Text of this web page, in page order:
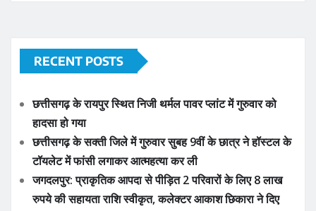
RECENT POSTS
छत्तीसगढ़ के रायपुर स्थित निजी थर्मल पावर प्लांट में गुरुवार को
हादसा हो गया
छत्तीसगढ़ के सक्ती जिले में गुरुवार सुबह 9वीं के छात्र ने हॉस्टल के
टॉयलेट में फांसी लगाकर आत्महत्या कर ली
जगदलपुर: प्राकृतिक आपदा से पीड़ित 2 परिवारों के लिए 8 लाख
रुपये की सहायता राशि स्वीकृत, कलेक्टर आकाश छिकारा ने दिए